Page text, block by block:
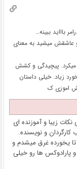
باااید ببینه…
میشید به معنای
پیچیدگی و کشش
زیاد. خیلی داستان
اموزی ک
زیبا و آموزنده ای
و نویسنده.
یخورده غرق میشدم و
پارادوکس ها رو خیلی